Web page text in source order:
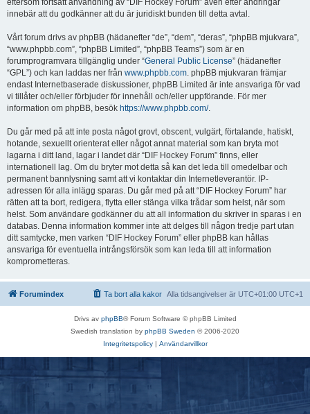
eftersom fortsatt användning av “DIF Hockey Forum” även efter ändringar
innebär att du godkänner att du är juridiskt bunden till detta avtal.
Vårt forum drivs av phpBB (hädanefter “de”, “dem”, “deras”, “phpBB mjukvara”,
“www.phpbb.com”, “phpBB Limited”, “phpBB Teams”) som är en
forumprogramvara tillgänglig under “General Public License” (hädanefter
“GPL”) och kan laddas ner från www.phpbb.com. phpBB mjukvaran främjar
endast Internetbaserade diskussioner, phpBB Limited är inte ansvariga för vad
vi tillåter och/eller förbjuder för innehåll och/eller uppförande. För mer
information om phpBB, besök https://www.phpbb.com/.
Du går med på att inte posta något grovt, obscent, vulgärt, förtalande, hatiskt,
hotande, sexuellt orienterat eller något annat material som kan bryta mot
lagarna i ditt land, lagar i landet där “DIF Hockey Forum” finns, eller
internationell lag. Om du bryter mot detta så kan det leda till omedelbar och
permanent bannlysning samt att vi kontaktar din Internetleverantör. IP-
adressen för alla inlägg sparas. Du går med på att “DIF Hockey Forum” har
rätten att ta bort, redigera, flytta eller stänga vilka trådar som helst, när som
helst. Som användare godkänner du att all information du skriver in sparas i en
databas. Denna information kommer inte att delges till någon tredje part utan
ditt samtycke, men varken “DIF Hockey Forum” eller phpBB kan hållas
ansvariga för eventuella intrångsförsök som kan leda till att information
komprometteras.
Forumindex Alla tidsangivelser är UTC+01:00 UTC+1
Ta bort alla kakor
Drivs av phpBB® Forum Software © phpBB Limited
Swedish translation by phpBB Sweden © 2006-2020
Integritetspolicy| Användarvillkor